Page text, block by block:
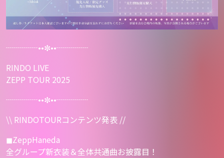
┈┈┈┈••✼••┈┈┈┈
RINDO LIVE
ZEPP TOUR 2025
┈┈┈┈••✼••┈┈┈┈
\\ RINDOTOURコンテンツ発表 //
◼︎ZeppHaneda
全グループ新衣装＆全体共通曲お披露目！